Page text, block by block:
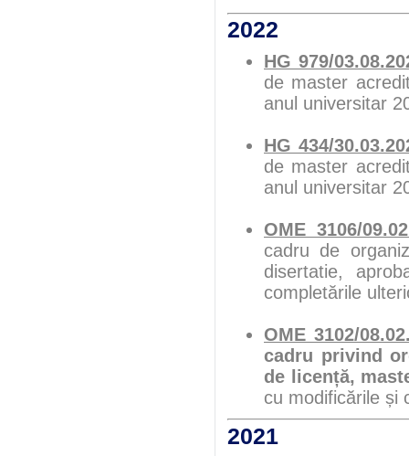
2022
HG 979/
de master
anul universitar
HG 434/
de master
anul universitar
OME 3106/
cadru de
disertatie,
completările
OME 3102/
cadru privind
de licență,
cu modificările și
2021